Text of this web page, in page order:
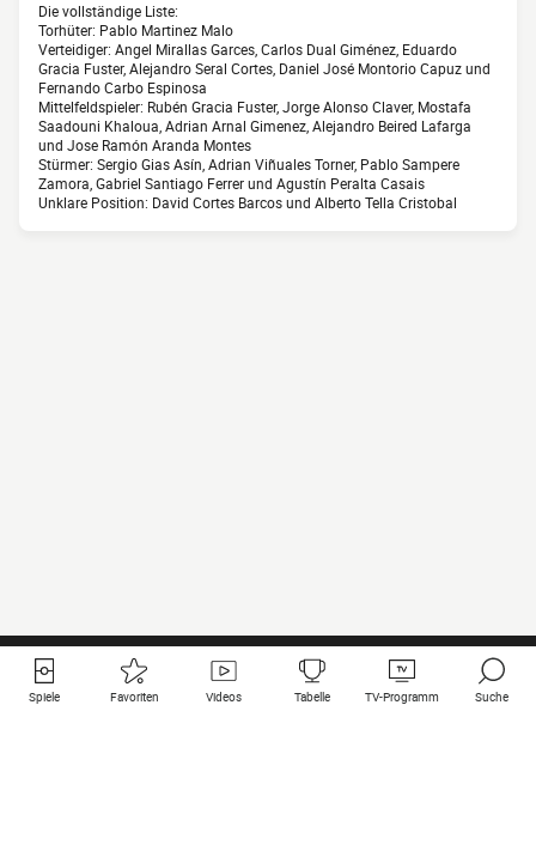
Die vollständige Liste:
Torhüter: Pablo Martinez Malo
Verteidiger: Angel Mirallas Garces, Carlos Dual Giménez, Eduardo
Gracia Fuster, Alejandro Seral Cortes, Daniel José Montorio Capuz und
Fernando Carbo Espinosa
Mittelfeldspieler: Rubén Gracia Fuster, Jorge Alonso Claver, Mostafa
Saadouni Khaloua, Adrian Arnal Gimenez, Alejandro Beired Lafarga
und Jose Ramón Aranda Montes
Stürmer: Sergio Gias Asín, Adrian Viñuales Torner, Pablo Sampere
Zamora, Gabriel Santiago Ferrer und Agustín Peralta Casais
Unklare Position: David Cortes Barcos und Alberto Tella Cristobal
Spiele Favoriten Videos Tabelle TV-Programm Suche